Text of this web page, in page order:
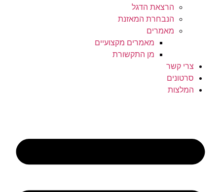
הרצאת הדגל
הנבחרת המאזנת
מאמרים
מאמרים מקצועיים
מן התקשורת
צרי קשר
סרטונים
המלצות